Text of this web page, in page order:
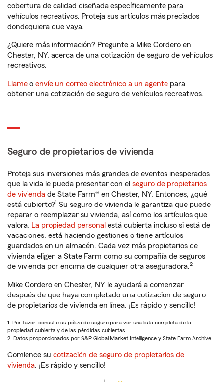
cobertura de calidad diseñada específicamente para
vehículos recreativos. Proteja sus artículos más preciados
dondequiera que vaya.
¿Quiere más información? Pregunte a Mike Cordero en
Chester, NY, acerca de una cotización de seguro de vehículos
recreativos.
Llame o envíe un correo electrónico a un agente para
obtener una cotización de seguro de vehículos recreativos.
Seguro de propietarios de vivienda
Proteja sus inversiones más grandes de eventos inesperados
que la vida le pueda presentar con el seguro de propietarios
de vivienda de State Farm® en Chester, NY. Entonces, ¿qué
está cubierto?1 Su seguro de vivienda le garantiza que puede
reparar o reemplazar su vivienda, así como los artículos que
valora. La propiedad personal está cubierta incluso si está de
vacaciones, está haciendo gestiones o tiene artículos
guardados en un almacén. Cada vez más propietarios de
vivienda eligen a State Farm como su compañía de seguros
de vivienda por encima de cualquier otra aseguradora.2
Mike Cordero en Chester, NY le ayudará a comenzar
después de que haya completado una cotización de seguro
de propietarios de vivienda en línea. ¡Es rápido y sencillo!
1. Por favor, consulte su póliza de seguro para ver una lista completa de la
propiedad cubierta y de las pérdidas cubiertas.
2. Datos proporcionados por S&P Global Market Intelligence y State Farm Archive.
Comience su cotización de seguro de propietarios de
vivienda. ¡Es rápido y sencillo!